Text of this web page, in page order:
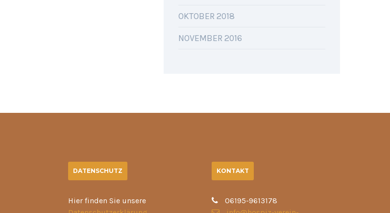
OKTOBER 2018
NOVEMBER 2016
DATENSCHUTZ
Hier finden Sie unsere
KONTAKT
06195-9613178